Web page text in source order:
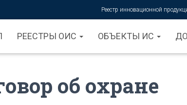
Реестр инновационной
РЕЕСТРЫ ОИС ОБЪЕКТЫ ИС
об охране